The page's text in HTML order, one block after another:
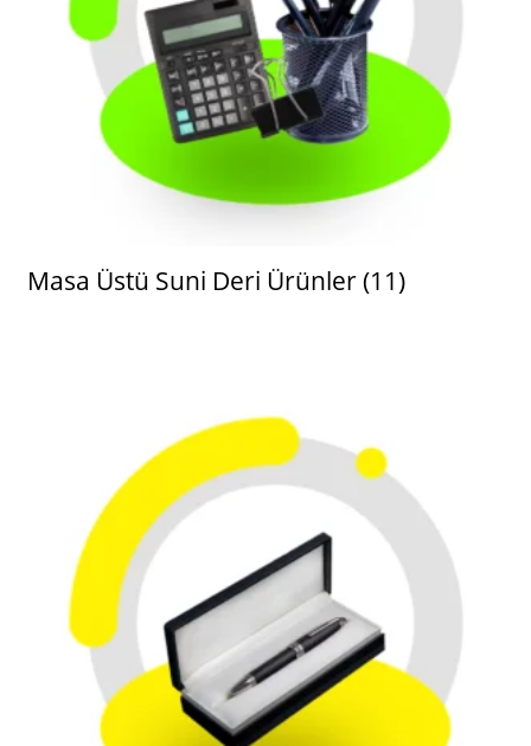
Masa Üstü Suni Deri Ürünler(11)